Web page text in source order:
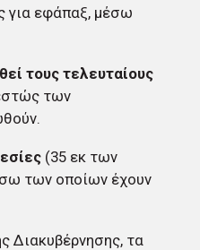
για εφάπαξ, μέσω
τους τελευταίους
των
(35 εκ των
των οποίων έχουν
Διακυβέρνησης, τα